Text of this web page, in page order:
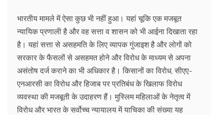
भारतीय मामले में ऐसा कुछ भी नहीं हुआ। यहां चूकि एक मजबूत
न्यायिक प्रणाली है और वह सत्ता व शासन को भी आईना दिखाता रहा
है। यहां सत्ता से असहमति के लिए व्यापक गुंजाइश है और लोगों को
सरकार के फैसलों से असहमत होने और विरोध के माध्यम से अपना
असंतोष दर्ज कराने का भी अधिकार है। किसानों का विरोध, सीएए-
एनआरसी का विरोध और हिजाब पर प्रतिबंध के खिलाफ विरोध
व्यवस्था की मजबूती के उदाहरण हैं। मुस्लिम महिलाओं के नेतृत्व में
विरोध और भारत के सर्वोच्च न्यायालय में याचिका की संख्या यह